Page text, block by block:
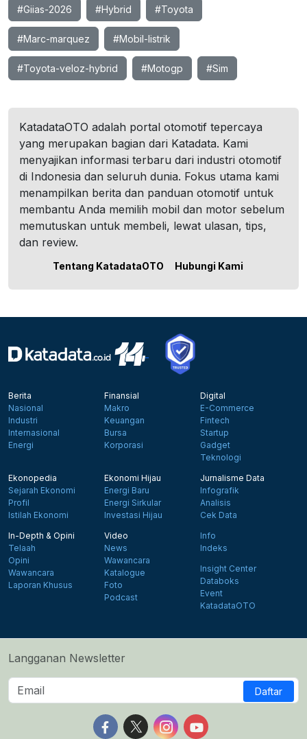
#Giias-2026 #Hybrid #Toyota
#Marc-marquez #Mobil-listrik
#Toyota-veloz-hybrid #Motogp #Sim
KatadataOTO adalah portal otomotif tepercaya
yang merupakan bagian dari Katadata. Kami
menyajikan informasi terbaru dari industri otomotif
di Indonesia dan seluruh dunia. Fokus utama kami
menampilkan berita dan panduan otomotif untuk
membantu Anda memilih mobil dan motor sebelum
memutuskan untuk membeli, lewat ulasan, tips,
dan review.
Tentang KatadataOTO Hubungi Kami
Berita
Nasional
Industri
Internasional
Energi
Finansial
Makro
Keuangan
Bursa
Korporasi
Digital
E-Commerce
Fintech
Startup
Gadget
Teknologi
Ekonopedia
Sejarah Ekonomi
Profil
Istilah Ekonomi
Ekonomi Hijau
Energi Baru
Energi Sirkular
Investasi Hijau
Jurnalisme Data
Infografik
Analisis
Cek Data
In-Depth & Opini
Telaah
Opini
Wawancara
Laporan Khusus
Video
News
Wawancara
Katalogue
Foto
Podcast
Info
Indeks
Insight Center
Databoks
Event
KatadataOTO
Langganan Newsletter
Daftar
Follow us on Facebook
Follow us on X
Follow us on Instagram
Follow us on